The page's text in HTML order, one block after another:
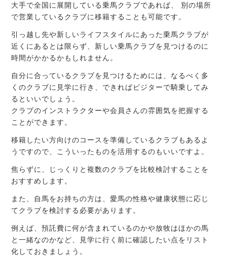
大手で全国に展開している乗馬クラブであれば、 別の場所
で営業しているクラブに移籍することも可能です。
引っ越し先や新しいライフスタイルにあった乗馬クラブが
近くにあるとは限らず、新しい乗馬クラブを見つけるのに
時間がかかるかもしれません。
自分に合っているクラブを見つけるためには、なるべく多
くのクラブに見学に行き、できればビジターで騎乗してみ
るといいでしょう。
クラブのインストラクターや会員さんの雰囲気を把握する
ことができます。
移籍したい方向けのコースを準備しているクラブもあるよ
うですので、こういったものを活用するのもいいですよ。
焦らずに、じっくりと複数のクラブを比較検討することを
おすすめします。
また、自馬をお持ちの方は、愛馬の性格や健康状態に応じ
てクラブを検討する必要があります。
例えば、預託費に何が含まれているのかや放牧はほかの馬
と一緒なのかなど、見学に行く前に確認したい点をリスト
化しておきましょう。